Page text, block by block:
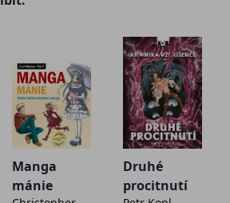
scén. Začnete samozřejmě
kterým stvoříte originální anime
výběrem barev a stínováním, které
mu ten správný šmrnc. Když
pak začít pracovat na pozadí a
a dotáhnout váš anime příběh do
Manga
mánie
Druhé
procitnutí